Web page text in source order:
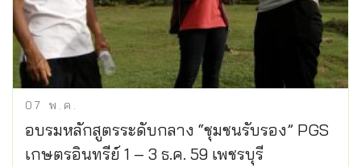
07 พ.ค.
อบรมหลักสูตรระดับกลาง “ชุมชนรับรอง” PGS
เกษตรอินทรีย์ 1 – 3 ธ.ค. 59 เพชรบุรี